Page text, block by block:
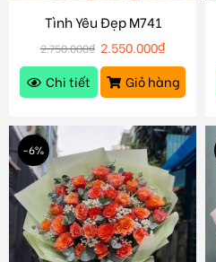
Tình Yêu Đẹp M741
2.750.000₫ 2.550.000₫
Chi tiết
Giỏ hàng
-6%